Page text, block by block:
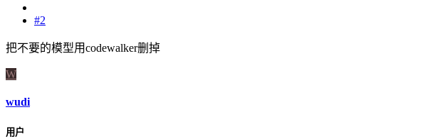
#2
把不要的模型用codewalker删掉
W
wudi
用户